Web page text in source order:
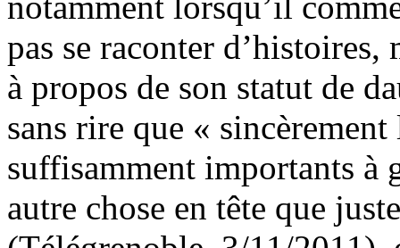
pas se raconter
à propos de son statut de
sans rire que «
suffisamment importants à
autre chose en tête que